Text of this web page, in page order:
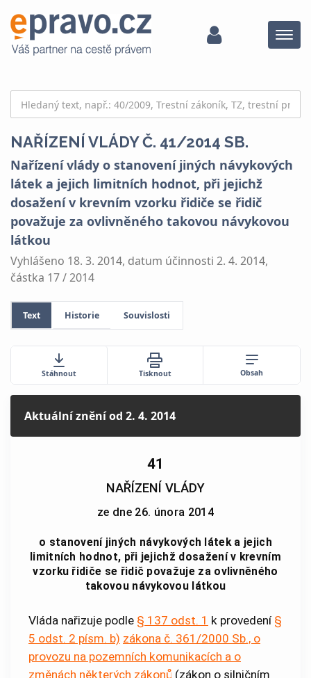
Menu
NAŘÍZENÍ VLÁDY Č. 41/2014 SB.
Nařízení vlády o stanovení jiných návykových
látek a jejich limitních hodnot, při jejichž
dosažení v krevním vzorku řidiče se řidič
považuje za ovlivněného takovou návykovou
látkou
Vyhlášeno 18. 3. 2014, datum účinnosti 2. 4. 2014,
částka 17 / 2014
Text Historie Souvislosti
Stáhnout Tisknout Obsah
Aktuální zněníod 2. 4. 2014
41
NAŘÍZENÍ VLÁDY
ze dne 26. února 2014
o stanovení jiných návykových látek a jejich
limitních hodnot, při jejichž dosažení v krevním
vzorku řidiče se řidič považuje za ovlivněného
takovou návykovou látkou
Vláda nařizuje podle § 137 odst. 1 k provedení §
5 odst. 2 písm. b) zákona č. 361/2000 Sb., o
provozu na pozemních komunikacích a o
změnách některých zákonů (zákon o silničním